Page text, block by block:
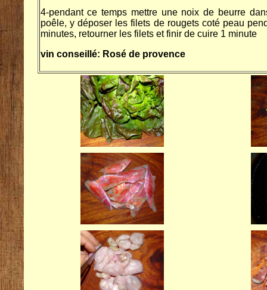
4-pendant ce temps mettre une noix de beurre
poêle, y déposer les filets de rougets coté peau
minutes, retourner les filets et finir de cuire 1 minute
vin conseillé: Rosé de provence